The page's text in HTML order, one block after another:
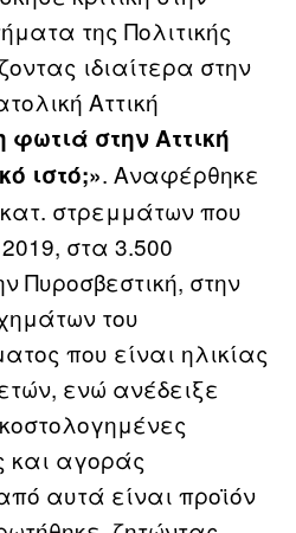
της Πολιτικής
ιδιαίτερα στην
Αττική
φωτιά στην Αττική
ιστό;». Αναφέρθηκε
στρεμμάτων που
στα 3.500
Πυροσβεστική, στην
του
που είναι ηλικίας
ενώ ανέδειξε
και αγοράς
αυτά είναι προϊόν